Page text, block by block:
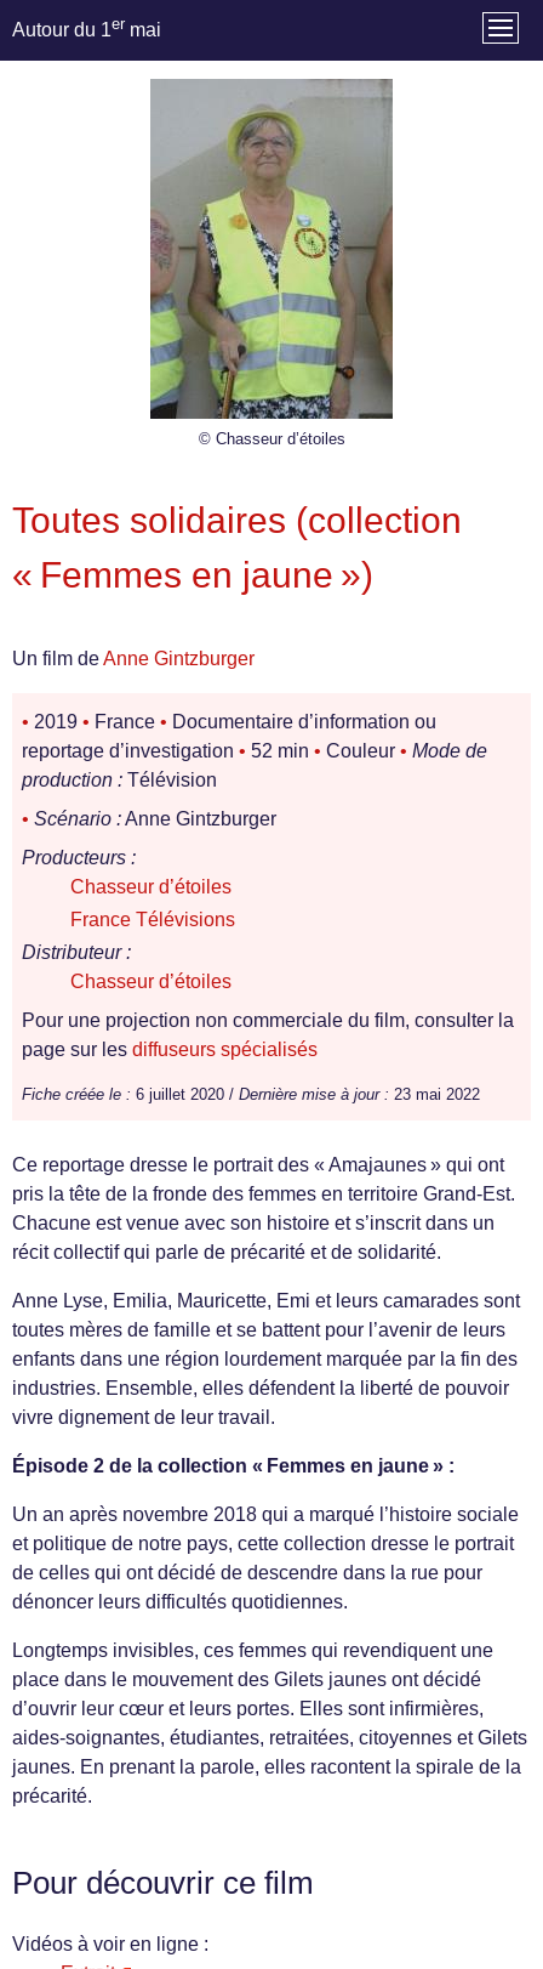
Autour du 1er mai
© Chasseur d’étoiles
Toutes solidaires (collection
« Femmes en jaune »)
Un film deAnne Gintzburger
• 2019 • France • Documentaire d’information ou
reportage d’investigation • 52 min • Couleur • Mode de
production : Télévision
• Scénario :Anne Gintzburger
Producteurs :
Chasseur d’étoiles
France Télévisions
Distributeur :
Chasseur d’étoiles
Pour une projection non commerciale du film, consulter la
page sur les diffuseurs spécialisés
Fiche créée le : 6 juillet 2020 / Dernière mise à jour : 23 mai 2022
Ce reportage dresse le portrait des « Amajaunes » qui ont
pris la tête de la fronde des femmes en territoire Grand-Est.
Chacune est venue avec son histoire et s’inscrit dans un
récit collectif qui parle de précarité et de solidarité.
Anne Lyse, Emilia, Mauricette, Emi et leurs camarades sont
toutes mères de famille et se battent pour l’avenir de leurs
enfants dans une région lourdement marquée par la fin des
industries. Ensemble, elles défendent la liberté de pouvoir
vivre dignement de leur travail.
Épisode 2 de la collection « Femmes en jaune » :
Un an après novembre 2018 qui a marqué l’histoire sociale
et politique de notre pays, cette collection dresse le portrait
de celles qui ont décidé de descendre dans la rue pour
dénoncer leurs difficultés quotidiennes.
Longtemps invisibles, ces femmes qui revendiquent une
place dans le mouvement des Gilets jaunes ont décidé
d’ouvrir leur cœur et leurs portes. Elles sont infirmières,
aides-soignantes, étudiantes, retraitées, citoyennes et Gilets
jaunes. En prenant la parole, elles racontent la spirale de la
précarité.
Pour découvrir ce film
Vidéos à voir en ligne :